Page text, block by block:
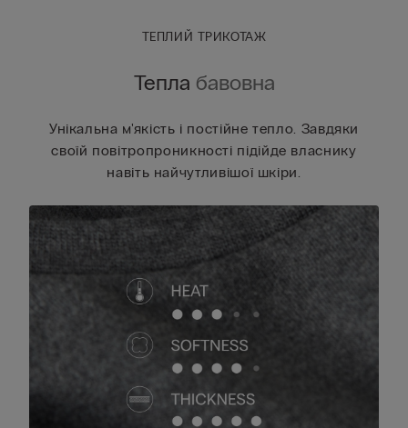
ТЕПЛИЙ ТРИКОТАЖ
Тепла бавовна
Унікальна м'якість і постійне тепло. Завдяки
своїй повітропроникності підійде власнику
навіть найчутливішої шкіри.